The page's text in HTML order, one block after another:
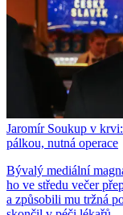
Jaromír Soukup v
pálkou, nutná operace
Bývalý mediální
ho ve středu večer
a způsobili mu tržná